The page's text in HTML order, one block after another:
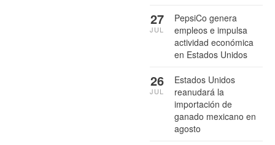
PepsiCo genera
empleos e impulsa
actividad económica
en Estados Unidos
27
JUL
Estados Unidos
reanudará la
importación de
ganado mexicano en
agosto
26
JUL